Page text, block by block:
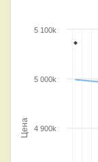
Цена 4 900k
5 000k
5 100k